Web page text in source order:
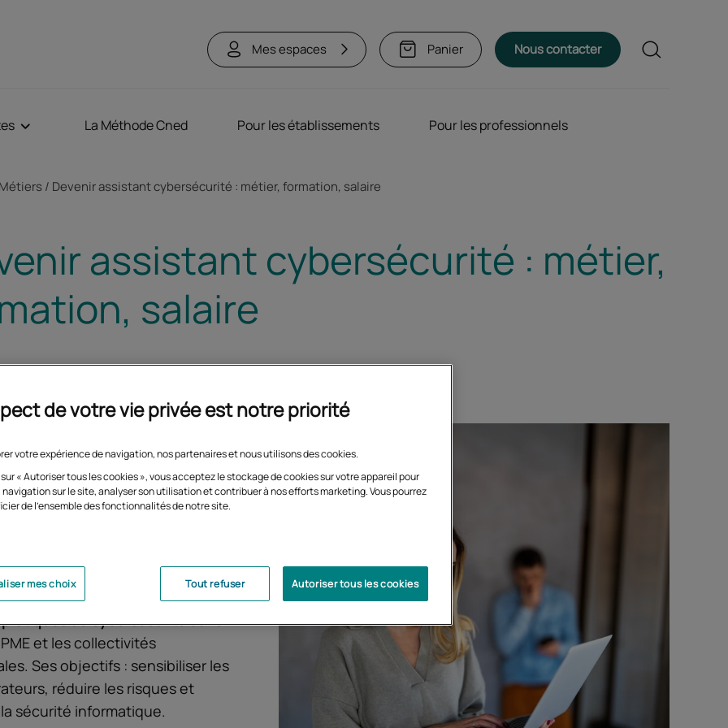
Mes espaces Panier Nous contacter Rechercher
La Méthode Cned Pour les établissements Pour les professionnels
Métiers Devenir assistant cybersécurité : métier, formation, salaire
assistant cybersécurité : métier,
salaire
contribuer à la protection
accompagne les
au quotidien et applique les
de cybersécuritédans
et les collectivités
Ses objectifs : sensibiliser les
réduire les risques et
sécurité informatique.
de votre vie privée est notre priorité
votre expérience de navigation, nos partenaires et nous utilisons des cookies.
« Autoriser tous les cookies », vous acceptez le stockage de cookies sur votre appareil pour
navigation sur le site, analyser son utilisation et contribuer à nos efforts marketing. Vous pourrez
de l'ensemble des fonctionnalités de notre site.
Tout refuser Autoriser tous les cookies
mes choix